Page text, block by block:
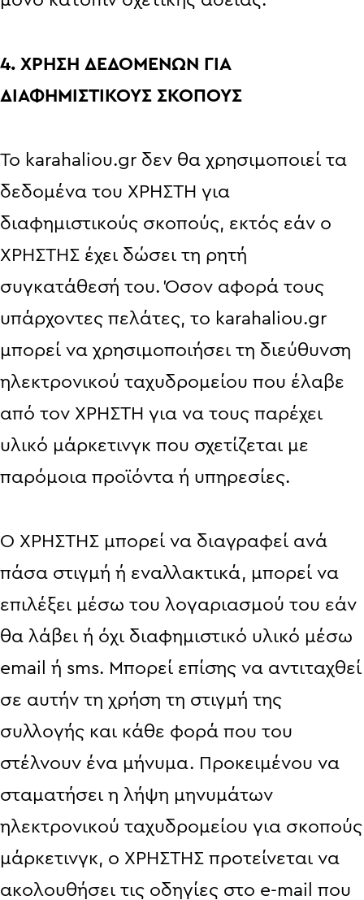
4. ΧΡΗΣΗ ΔΕΔΟΜΕΝΩΝ ΓΙΑ
ΔΙΑΦΗΜΙΣΤΙΚΟΥΣ ΣΚΟΠΟΥΣ
Το karahaliou.gr δεν θα χρησιμοποιεί τα
δεδομένα του ΧΡΗΣΤΗ για
διαφημιστικούς σκοπούς, εκτός εάν ο
ΧΡΗΣΤΗΣ έχει δώσει τη ρητή
συγκατάθεσή του. Όσον αφορά τους
υπάρχοντες πελάτες, το karahaliou.gr
μπορεί να χρησιμοποιήσει τη διεύθυνση
ηλεκτρονικού ταχυδρομείου που έλαβε
από τον ΧΡΗΣΤΗ για να τους παρέχει
υλικό μάρκετινγκ που σχετίζεται με
παρόμοια προϊόντα ή υπηρεσίες.
Ο ΧΡΗΣΤΗΣ μπορεί να διαγραφεί ανά
πάσα στιγμή ή εναλλακτικά, μπορεί να
επιλέξει μέσω του λογαριασμού του εάν
θα λάβει ή όχι διαφημιστικό υλικό μέσω
email ή sms. Μπορεί επίσης να αντιταχθεί
σε αυτήν τη χρήση τη στιγμή της
συλλογής και κάθε φορά που του
στέλνουν ένα μήνυμα. Προκειμένου να
σταματήσει η λήψη μηνυμάτων
ηλεκτρονικού ταχυδρομείου για σκοπούς
μάρκετινγκ, ο ΧΡΗΣΤΗΣ προτείνεται να
ακολουθήσει τις οδηγίες στο e-mail που